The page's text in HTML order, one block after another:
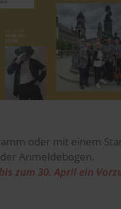
oder mit einem
Anmeldebogen.
bis zum 30. April ein